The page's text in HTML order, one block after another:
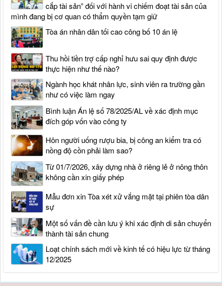
cắp tài sản” đối với hành vi chiếm đoạt tài sản của
mình đang bị cơ quan có thẩm quyền tạm giữ
Tòa án nhân dân tối cao công bố 10 án lệ
Thu hồi tiền trợ cấp nghỉ hưu sai quy định được
thực hiện như thế nào?
Ngành học khát nhân lực, sinh viên ra trường gần
như có việc làm ngay
Bình luận Án lệ số 78/2025/AL về xác định mục
đích góp vốn vào công ty
Hôn người uống rượu bia, bị công an kiểm tra có
nồng độ cồn phải làm sao?
Từ 01/7/2026, xây dựng nhà ở riêng lẻ ở nông thôn
không cần xin giấy phép
Mẫu đơn xin Tòa xét xử vắng mặt tại phiên tòa dân
sự
Một số vấn đề cần lưu ý khi xác định di sản chuyển
thành tài sản chung
Loạt chính sách mới về kinh tế có hiệu lực từ tháng
12/2025